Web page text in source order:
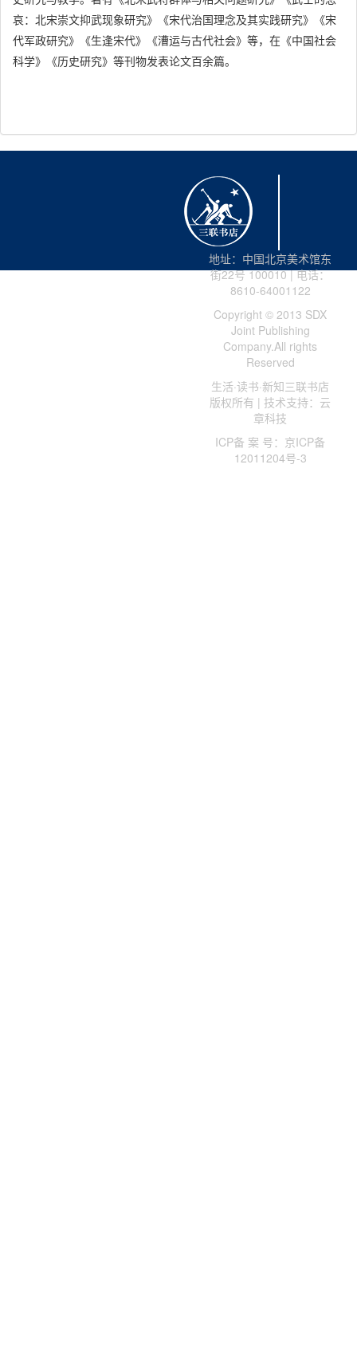
蓝田“四吕”
参考书目
哀：北宋崇文抑武现象研究》《宋代治国理念及其实践研究》《宋
代军政研究》《生逢宋代》《漕运与古代社会》等，在《中国社会
科学》《历史研究》等刊物发表论文百余篇。
地址：中国北京美术馆东
街22号 100010 | 电话：
8610-64001122
Copyright © 2013 SDX
Joint Publishing
Company.All rights
Reserved
生活·读书·新知三联书店
版权所有 | 技术支持：云
章科技
ICP备 案 号：京ICP备
12011204号-3